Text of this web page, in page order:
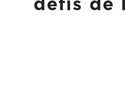
défis de